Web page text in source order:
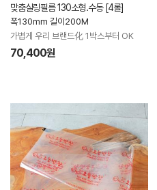
맞춤실링필름 130소형.수동 [4롤]
폭130mm 길이200M
가볍게 우리 브랜드化 1박스부터 OK
70,400원